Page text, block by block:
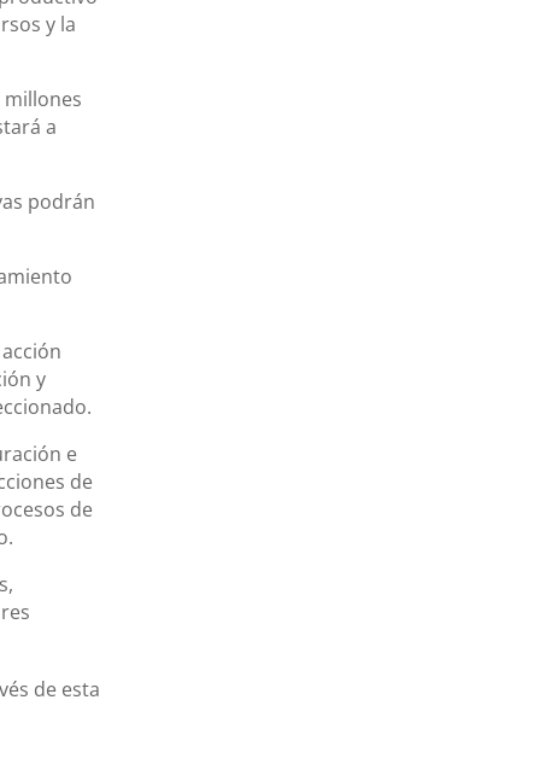
y la
a
podrán
y
e
de
de
de esta